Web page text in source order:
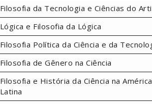
Filosofia da Tecnologia e Ciências do
Lógica e Filosofia da Lógica
Filosofia Política da Ciência e da
Filosofia de Gênero na Ciência
Filosofia e História da Ciência na América
Latina